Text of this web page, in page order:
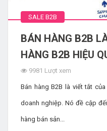
SALE B2B
BÁN HÀNG B2B
HÀNG B2B HIỆU
NGHIỆP
9981 Lượt xem
Bán hàng B2B là viết tắt
doanh nghiệp. Nó đề cập
hàng bán sản...